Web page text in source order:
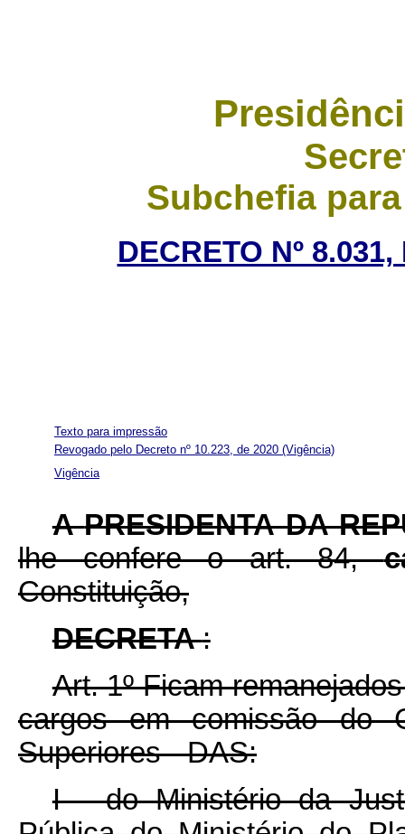
Subchefia
DECRETO Nº
Texto para impressão
Vigência
Revogado pelo Decreto nº 10.223, de 2020 (Vigência)
APRESIDENTA DA
lhe confere o art. 84,
Constituição,
DECRETA:
Art. 1º Ficam
cargos em comissão do
Superiores - DAS:
I - do Ministério da